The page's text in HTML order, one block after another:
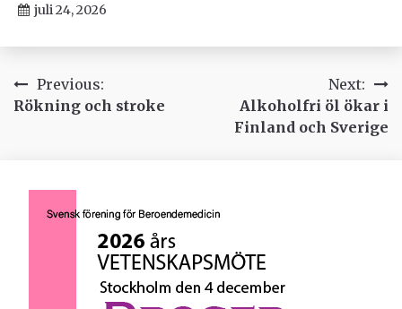
juli 24, 2026
Inläggsnavigering
Previous:
Rökning och stroke
Next:
Alkoholfri öl ökar i
Finland och Sverige